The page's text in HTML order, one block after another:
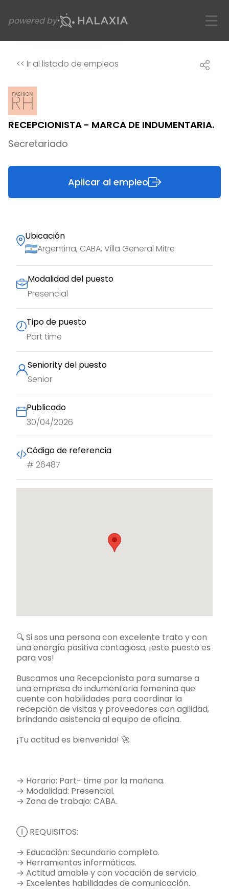
powered by
<< Ir al listado de empleos
🔍 Si sos una persona con excelente trato y con
una energía positiva contagiosa, ¡este puesto es
para vos!
Buscamos una Recepcionista para sumarse a
una empresa de indumentaria femenina que
cuente con habilidades para coordinar la
recepción de visitas y proveedores con agilidad,
brindando asistencia al equipo de oficina.
¡Tu actitud es bienvenida! 🚀
→ Horario: Part- time por la mañana.
→ Modalidad: Presencial.
→ Zona de trabajo: CABA.
Ⓘ REQUISITOS:
→ Educación: Secundario completo.
→ Herramientas informáticas.
→ Actitud amable y con vocación de servicio.
→ Excelentes habilidades de comunicación.
RECEPCIONISTA - MARCA DE INDUMENTARIA.
Secretariado
Aplicar al empleo
Ubicación
Argentina, CABA, Villa General Mitre
Modalidad del puesto
Presencial
Tipo de puesto
Part time
Seniority del puesto
Senior
Publicado
30/04/2026
Código de referencia
# 26487